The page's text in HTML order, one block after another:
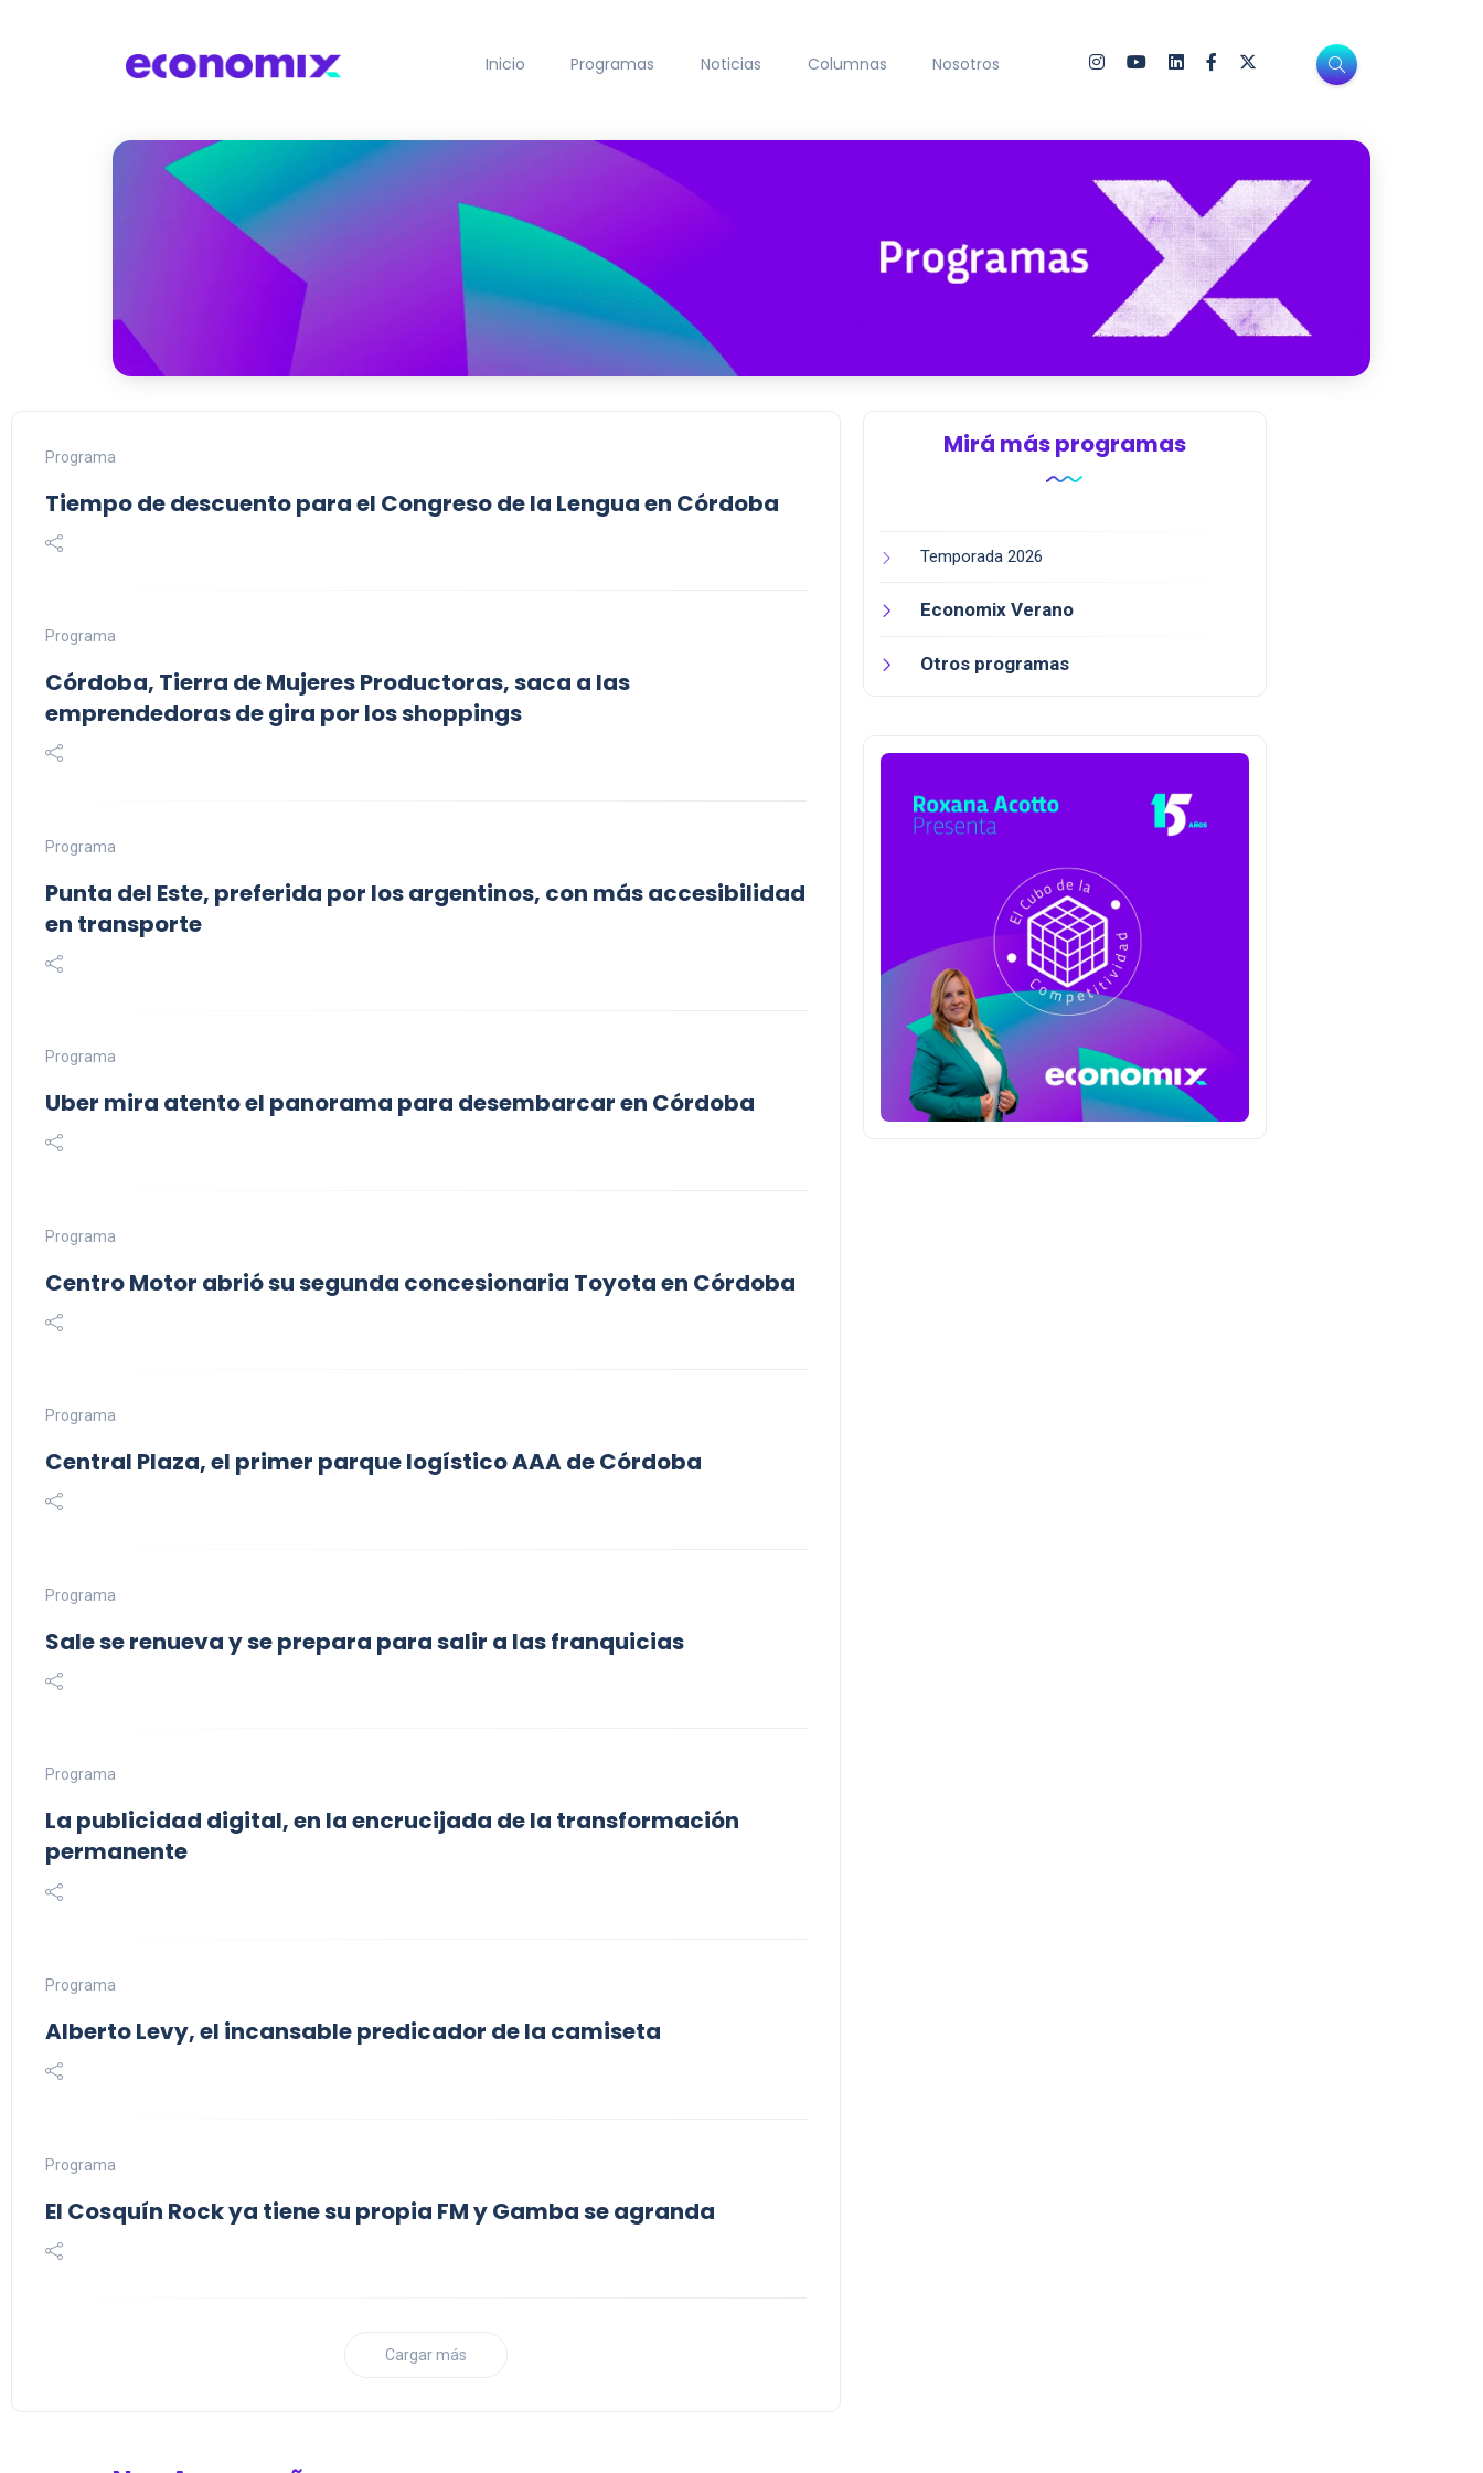
Inicio Programas Noticias Columnas Nosotros
Programa
Tiempo de descuento para el Congreso de la Lengua en Córdoba
Programa
Córdoba, Tierra de Mujeres Productoras, saca a las
emprendedoras de gira por los shoppings
Programa
Punta del Este, preferida por los argentinos, con más accesibilidad
en transporte
Programa
Uber mira atento el panorama para desembarcar en Córdoba
Programa
Centro Motor abrió su segunda concesionaria Toyota en Córdoba
Programa
Central Plaza, el primer parque logístico AAA de Córdoba
Programa
Sale se renueva y se prepara para salir a las franquicias
Programa
La publicidad digital, en la encrucijada de la transformación
permanente
Programa
Alberto Levy, el incansable predicador de la camiseta
Programa
El Cosquín Rock ya tiene su propia FM y Gamba se agranda
Cargar más
Mirá más programas
Temporada 2026
Economix Verano
Otros programas